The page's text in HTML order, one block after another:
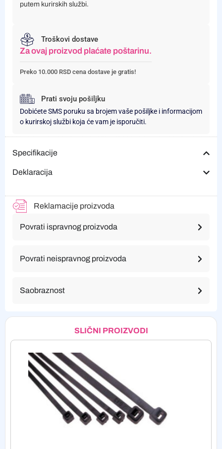
putem kurirskih službi.
Troškovi dostave
Za ovaj proizvod plaćate poštarinu.
Preko 10.000 RSD cena dostave je gratis!
Prati svoju pošiljku
Dobićete SMS poruku sa brojem vaše pošiljke i informacijom
o kurirskoj službi koja će vam je isporučiti.
Specifikacije
Deklaracija
Reklamacije proizvoda
Povrati ispravnog proizvoda
Povrati neispravnog proizvoda
Saobraznost
SLIČNI PROIZVODI